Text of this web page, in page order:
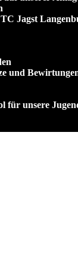
Jagst
und
für unsere